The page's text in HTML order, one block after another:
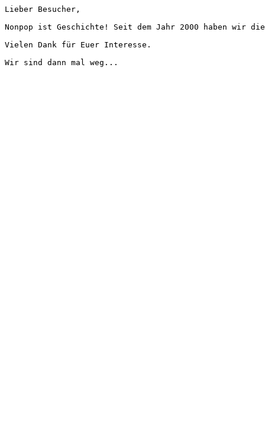
Lieber Besucher,
Nonpop ist Geschichte! Seit dem Jahr 2000 haben wir
Vielen Dank für Euer Interesse.
Wir sind dann mal weg...